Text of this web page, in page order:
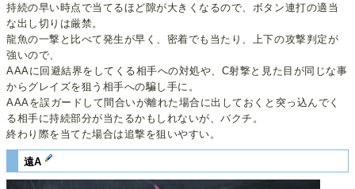
持続の早い時点で当てるほど隙が大きくなるので、ボタン連打の適当
な出し切りは厳禁。
龍魚の一撃と比べて発生が早く、密着でも当たり、上下の攻撃判定が
強いので、
AAAに回避結界をしてくる相手への対処や、C射撃と見た目が同じな事
からグレイズを狙う相手への騙し手に。
AAAを誤ガードして間合いが離れた場合に出しておくと突っ込んでく
る相手に持続部分が当たるかもしれないが、バクチ。
終わり際を当てた場合は追撃を狙いやすい。
遠A